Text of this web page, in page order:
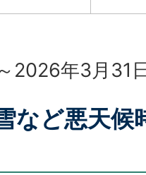
2026年3月31
など悪天候